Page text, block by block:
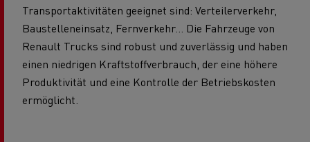
Transportaktivitäten geeignet sind: Verteilerverkehr,
Baustelleneinsatz, Fernverkehr... Die Fahrzeuge von
Renault Trucks sind robust und zuverlässig und haben
einen niedrigen Kraftstoffverbrauch, der eine höhere
Produktivität und eine Kontrolle der Betriebskosten
ermöglicht.